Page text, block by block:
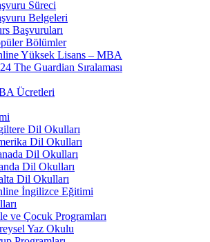
Süreci
Belgeleri
Başvuruları
Bölümler
Yüksek Lisans – MBA
The Guardian Sıralaması
Ücretleri
Dil Okulları
Dil Okulları
Dil Okulları
Dil Okulları
Dil Okulları
İngilizce Eğitimi
ve Çocuk Programları
Yaz Okulu